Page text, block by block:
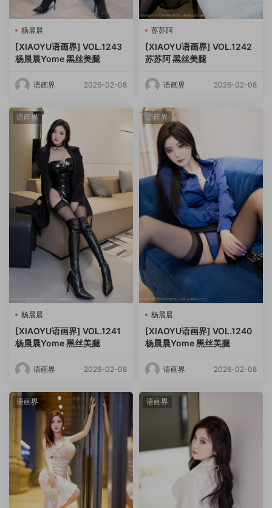
杨晨晨
[XIAOYU语画界] VOL.1243
杨晨晨Yome 黑丝美腿
语画界 2026-02-08
苏苏阿
[XIAOYU语画界] VOL.1242
苏苏阿 黑丝美腿
语画界 2026-02-08
语画界
杨晨晨
[XIAOYU语画界] VOL.1241
杨晨晨Yome 黑丝美腿
语画界 2026-02-08
语画界
杨晨晨
[XIAOYU语画界] VOL.1240
杨晨晨Yome 黑丝美腿
语画界 2026-02-08
语画界 语画界